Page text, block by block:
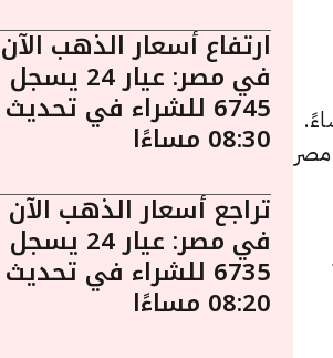
ليوم الأربعاء 29 أبريل الساعة 3:05 مساءً.
ارتفاع أسعار الذهب الآن
في مصر: عيار 24 يسجل
6745 للشراء في تحديث
08:30 مساءًا
تراجع أسعار الذهب الآن
في مصر: عيار 24 يسجل
6735 للشراء في تحديث
08:20 مساءًا